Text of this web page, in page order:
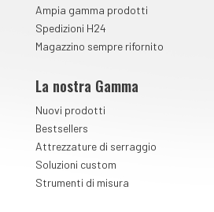
Ampia gamma prodotti
Spedizioni H24
Magazzino sempre rifornito
La nostra Gamma
Nuovi prodotti
Bestsellers
Attrezzature di serraggio
Soluzioni custom
Strumenti di misura